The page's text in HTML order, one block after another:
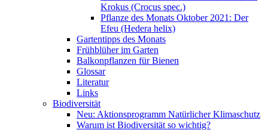
Krokus (Crocus spec.)
Pflanze des Monats Oktober 2021: Der
Efeu (Hedera helix)
Gartentipps des Monats
Frühblüher im Garten
Balkonpflanzen für Bienen
Glossar
Literatur
Links
Biodiversität
Neu: Aktionsprogramm Natürlicher Klimaschutz
Warum ist Biodiversität so wichtig?